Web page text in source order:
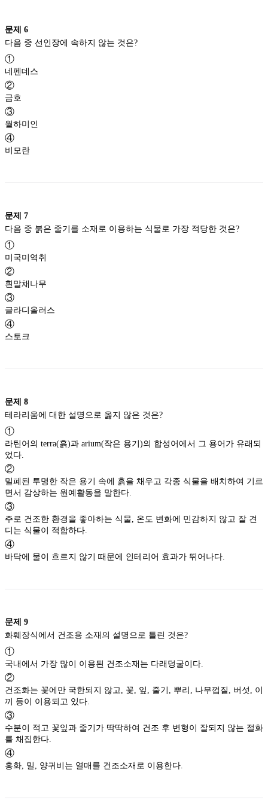
문제 6
①
네펜데스
②
금호
③
월하미인
④
비모란
문제 7
①
미국미역취
②
흰말채나무
③
글라디올러스
④
스토크
문제 8
①
라틴어의 terra(흙)과 arium(작은 용기)의 합성어에서 그 용어가 유래되
었다.
②
밀폐된 투명한 작은 용기 속에 흙을 채우고 각종 식물을 배치하여 기르
면서 감상하는 원예활동을 말한다.
③
주로 건조한 환경을 좋아하는 식물, 온도 변화에 민감하지 않고 잘 견
디는 식물이 적합하다.
④
바닥에 물이 흐르지 않기 때문에 인테리어 효과가 뛰어나다.
문제 9
①
국내에서 가장 많이 이용된 건조소재는 다래덩굴이다.
②
건조화는 꽃에만 국한되지 않고, 꽃, 잎, 줄기, 뿌리, 나무껍질, 버섯, 이
끼 등이 이용되고 있다.
③
수분이 적고 꽃잎과 줄기가 딱딱하여 건조 후 변형이 잘되지 않는 절화
를 채집한다.
④
홍화, 밀, 양귀비는 열매를 건조소재로 이용한다.